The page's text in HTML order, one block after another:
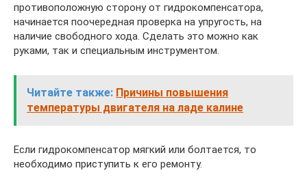
противоположную сторону от гидрокомпенсатора,
начинается поочередная проверка на упругость, на
наличие свободного хода. Сделать это можно как
руками, так и специальным инструментом.
Читайте также: Причины повышения
температуры двигателя на ладе калине
Если гидрокомпенсатор мягкий или болтается, то
необходимо приступить к его ремонту.